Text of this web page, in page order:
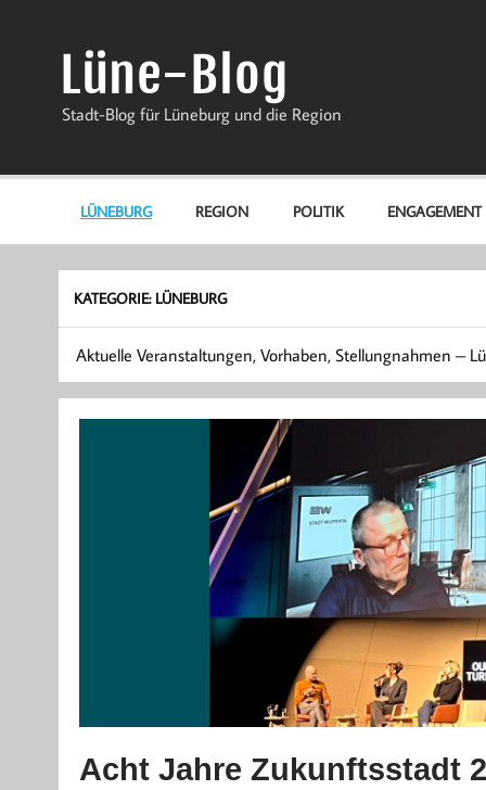
Lüne-Blog
Stadt-Blog für Lüneburg und die Region
LÜNEBURG REGION POLITIK ENGAGEMENT
KATEGORIE: LÜNEBURG
Aktuelle Veranstaltungen, Vorhaben, Stellungnahmen –
Acht Jahre Zukunftsstadt